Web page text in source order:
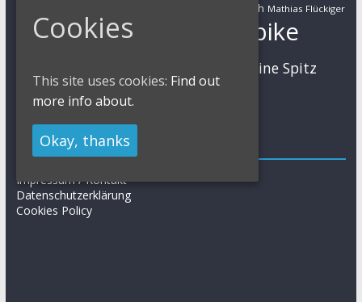
Martin Gluth Mathias Flückiger
Max Brandl Moritz Milatz
Mountainbike
Sabine Spitz
Simon Stiebjahn
Impressum
Impressum / Kontakt
Datenschutzerklärung
Cookies Policy
Cookies
This site uses cookies: Find out
more info about.
Okay, thanks